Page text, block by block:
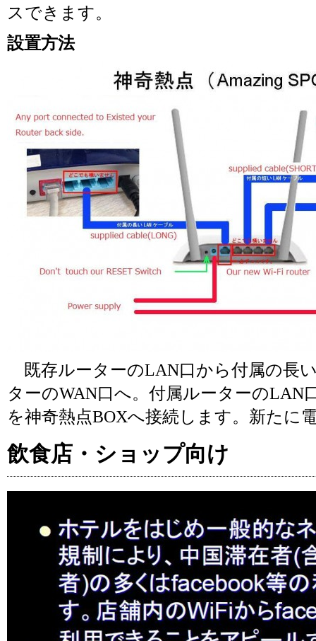
スできます。
設置方法
既存ルーターのLAN口から付属の長
ターのWAN口へ。付属ルーターのLAN
を神奇熱点BOXへ接続します。新たに
飲食店・ショップ向け